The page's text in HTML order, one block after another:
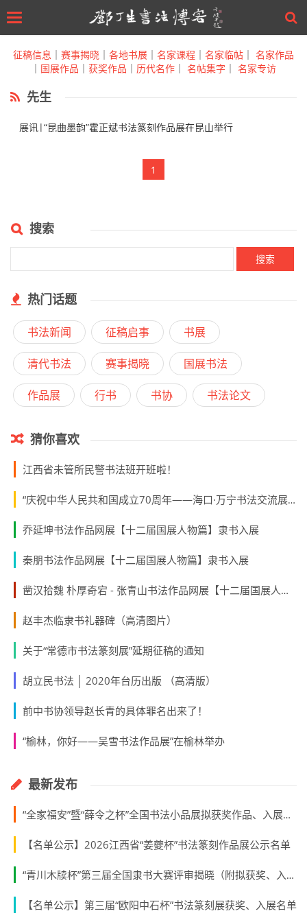
to
Toggle
征稿信息 ｜ 赛事揭晓 ｜ 各地书展 ｜ 名家课程 ｜ 名家临帖 ｜ 名家作品
｜ 国展作品 ｜ 获奖作品 ｜ 历代名作 ｜ 名帖集字 ｜ 名家专访
先生
展讯|“昆曲墨韵”霍正斌书法篆刻作品展在昆山举行
1
搜索
热门话题
书法新闻 征稿启事 书展
清代书法 赛事揭晓 国展书法
作品展 行书 书协 书法论文
猜你喜欢
江西省未管所民警书法班开班啦！
“庆祝中华人民共和国成立70周年——海口·万宁书法交流展”成功举办
乔延坤书法作品网展【十二届国展人物篇】隶书入展
秦朋书法作品网展【十二届国展人物篇】隶书入展
凿汉拾魏 朴厚奇宕 - 张青山书法作品网展【十二届国展人物篇】隶书入展
赵丰杰临隶书礼器碑（高清图片）
关于“常德市书法篆刻展”延期征稿的通知
胡立民书法 │ 2020年台历出版 （高清版）
前中书协领导赵长青的具体罪名出来了！
“榆林，你好——吴雪书法作品展”在榆林举办
最新发布
“全家福安”暨“薛令之杯”全国书法小品展拟获奖作品、入展作品、入围名单
【名单公示】2026江西省“姜夔杯”书法篆刻作品展公示名单
“青川木牍杯”第三届全国隶书大赛评审揭晓（附拟获奖、入展作者名单）
【名单公示】第三届“欧阳中石杯”书法篆刻展获奖、入展名单